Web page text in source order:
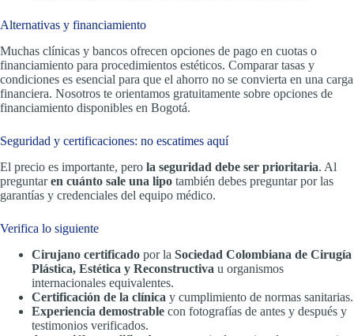
Alternativas y financiamiento
Muchas clínicas y bancos ofrecen opciones de pago en cuotas o
financiamiento para procedimientos estéticos. Comparar tasas y
condiciones es esencial para que el ahorro no se convierta en una carga
financiera. Nosotros te orientamos gratuitamente sobre opciones de
financiamiento disponibles en Bogotá.
Seguridad y certificaciones: no escatimes aquí
El precio es importante, pero la seguridad debe ser prioritaria. Al
preguntaren cuánto sale una lipo también debes preguntar por las
garantías y credenciales del equipo médico.
Verifica lo siguiente
Cirujano certificado por la Sociedad Colombiana de Cirugía
Plástica, Estética y Reconstructiva u organismos
internacionales equivalentes.
Certificación de la clínica y cumplimiento de normas sanitarias.
Experiencia demostrable con fotografías de antes y después y
testimonios verificados.